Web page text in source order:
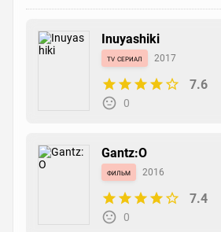
Inuyashiki
tv сериал 2017
7.6
0
Gantz:O
фильм 2016
7.4
0